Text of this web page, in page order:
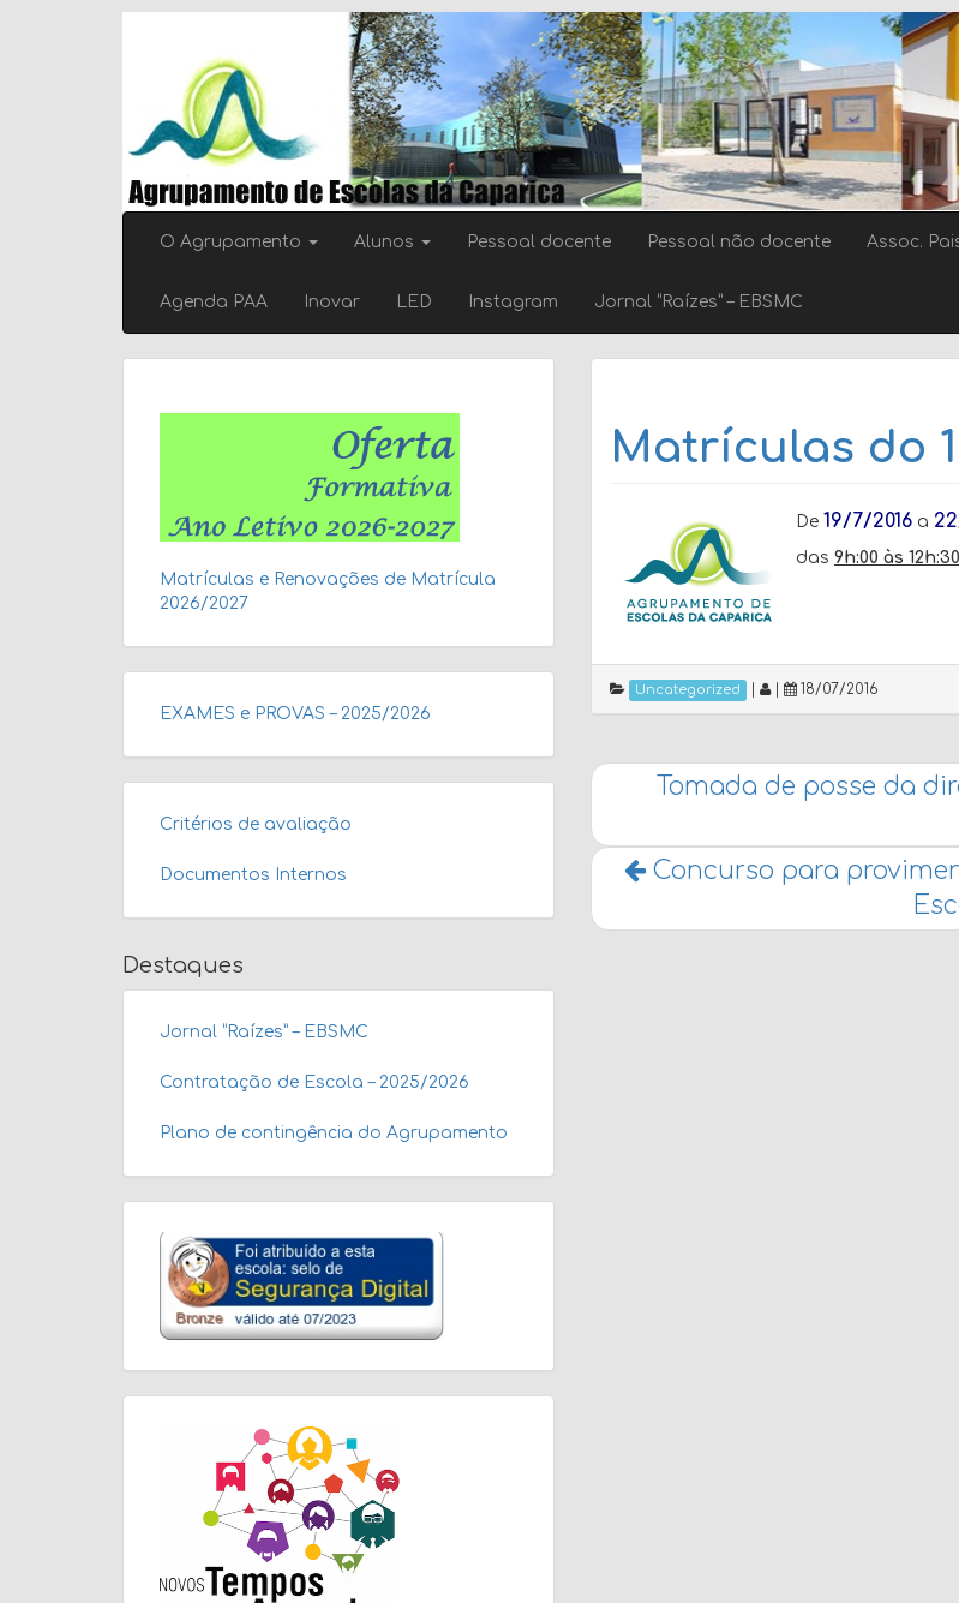
O Agrupamento Alunos Pessoal docente Pessoal não docente Assoc.
Agenda PAA Inovar LED Instagram Jornal “Raízes” – EBSMC
Matrículas do
De 19/7/2016 a
das 9h:00 às 12h:30
Uncategorized 18/07/2016
Tomada de posse da
Concurso para
Matrículas e Renovações de Matrícula
2026/2027
EXAMES e PROVAS – 2025/2026
Critérios de avaliação
Documentos Internos
Destaques
Jornal “Raízes” – EBSMC
Contratação de Escola – 2025/2026
Plano de contingência do Agrupamento